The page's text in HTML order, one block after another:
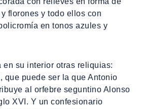
florones y todo ellos con
en tonos azules y
en su interior otras reliquias:
que puede ser la que Antonio
al orfebre seguntino Alonso
XVI. Y un confesionario